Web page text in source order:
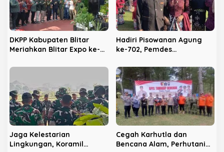
DKPP Kabupaten Blitar
Meriahkan Blitar Expo ke-
Pertanian Modern dan
Hadiri Pisowanan Agung
ke-702, Pemdes
Ajang Silaturahmi dan
‘Ngasuh Kawruh’
Jaga Kelestarian
Lingkungan, Koramil
Cegah Karhutla dan
Bencana Alam, Perhutani